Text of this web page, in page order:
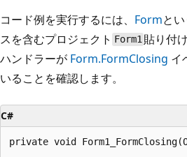
コード例を実行するには、 Formと
スを含むプロジェクト Form1 貼り付
ハンドラーが Form.FormClosing イ
いることを確認します。
C#
private void